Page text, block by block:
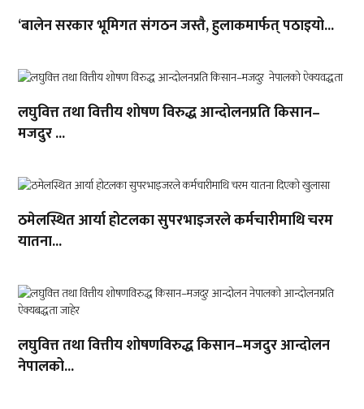
‘बालेन सरकार भूमिगत संगठन जस्तै, हुलाकमार्फत् पठाइयो...
लघुवित्त तथा वित्तीय शोषण विरुद्ध आन्दोलनप्रति किसान–
मजदुर ...
ठमेलस्थित आर्या होटलका सुपरभाइजरले कर्मचारीमाथि चरम
यातना...
लघुवित्त तथा वित्तीय शोषणविरुद्ध किसान–मजदुर आन्दोलन
नेपालको...